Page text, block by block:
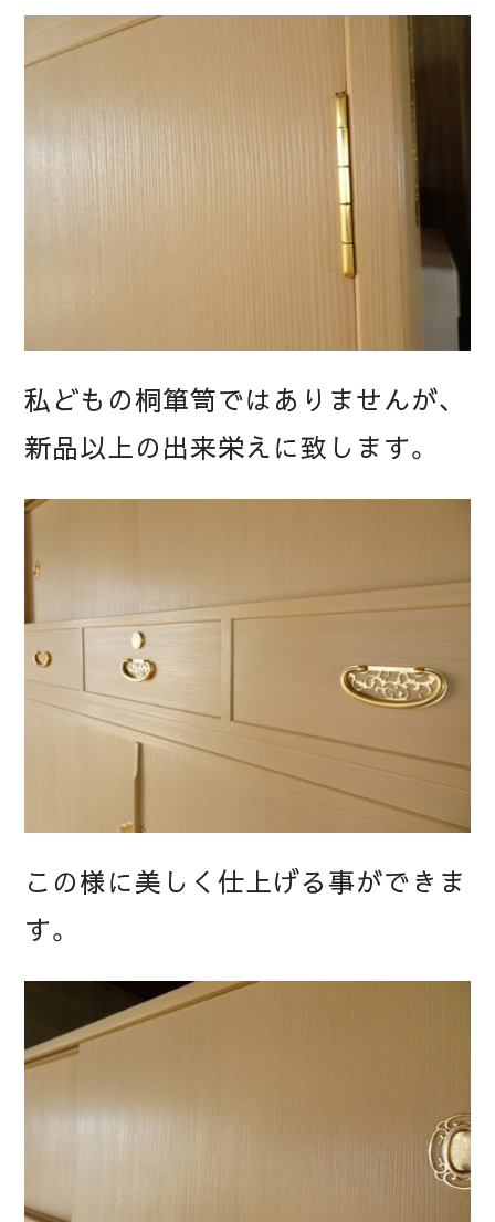
私どもの桐箪笥ではありませんが、
新品以上の出来栄えに致します。
この様に美しく仕上げる事ができま
す。